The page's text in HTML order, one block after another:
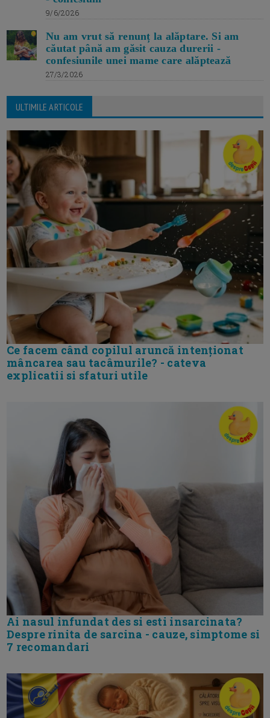
9/6/2026
Nu am vrut să renunț la alăptare. Si am
căutat până am găsit cauza durerii -
confesiunile unei mame care alăptează
27/3/2026
ULTIMILE ARTICOLE
Ce facem când copilul aruncă intenționat
mâncarea sau tacâmurile? - cateva
explicatii si sfaturi utile
Ai nasul infundat des si esti insarcinata?
Despre rinita de sarcina - cauze, simptome si
7 recomandari